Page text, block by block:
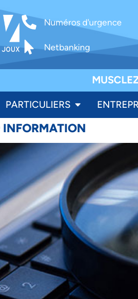
Numéros d'urgence
Netbanking
PARTICULIERS